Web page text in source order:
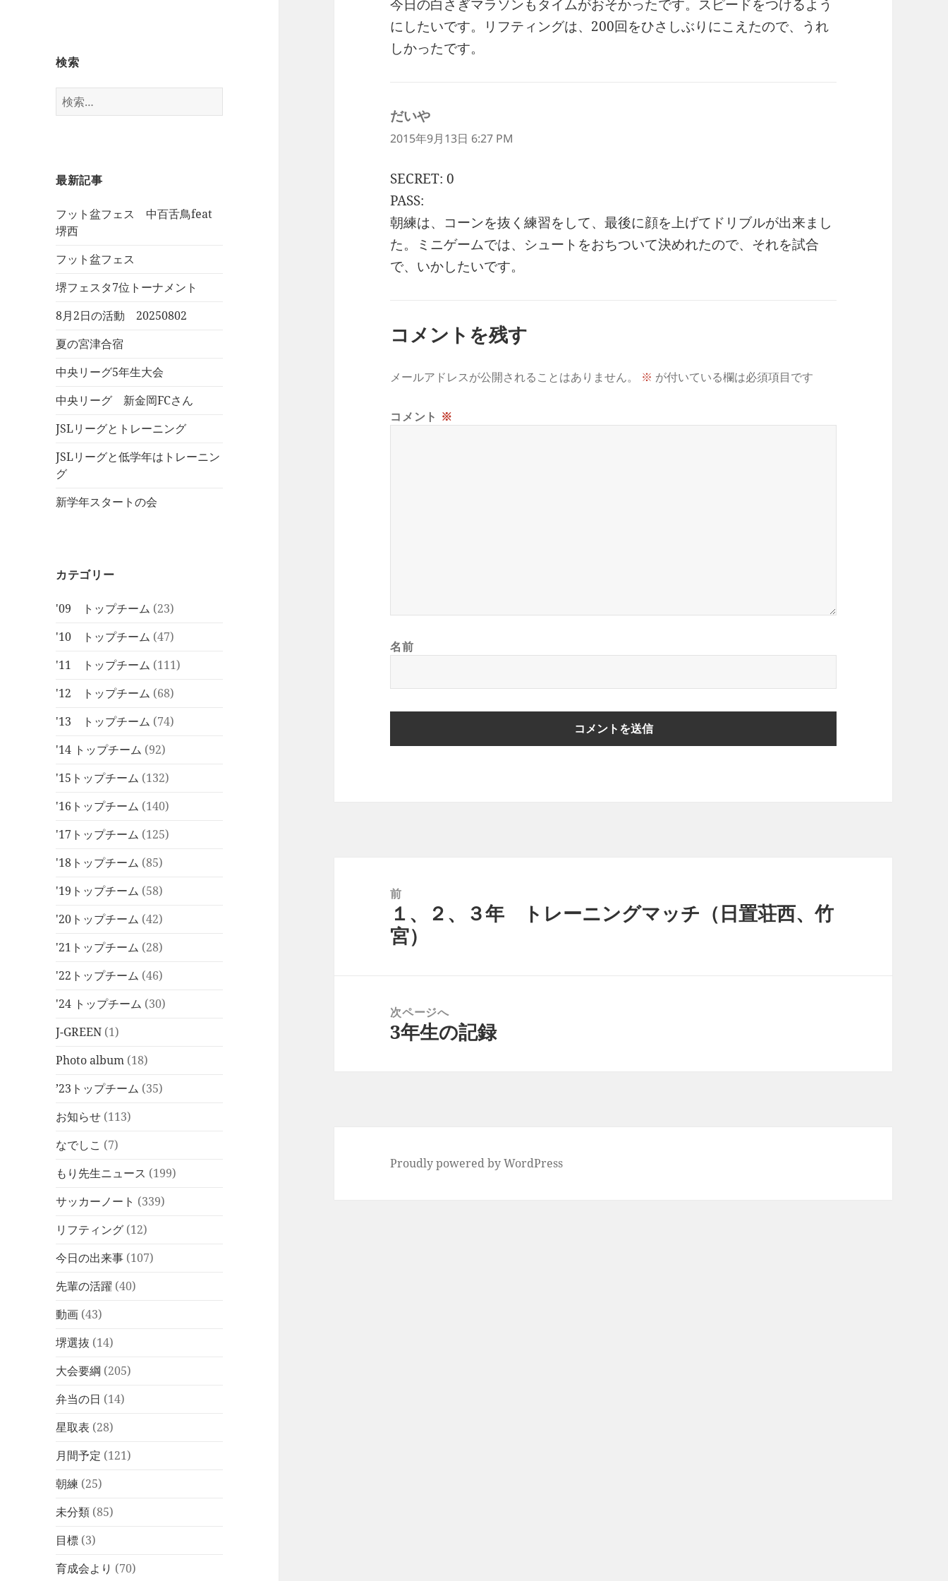
検索
検
索:
最新記事
フット盆フェス 中百舌鳥feat
堺西
フット盆フェス
堺フェスタ7位トーナメント
8月2日の活動 20250802
夏の宮津合宿
中央リーグ5年生大会
中央リーグ 新金岡FCさん
JSLリーグとトレーニング
JSLリーグと低学年はトレーニン
グ
新学年スタートの会
カテゴリー
'09 トップチーム (23)
'10 トップチーム (47)
'11 トップチーム (111)
'12 トップチーム (68)
'13 トップチーム (74)
'14 トップチーム (92)
'15トップチーム (132)
'16トップチーム (140)
'17トップチーム (125)
'18トップチーム (85)
'19トップチーム (58)
'20トップチーム (42)
'21トップチーム (28)
'22トップチーム (46)
'24 トップチーム (30)
J-GREEN (1)
Photo album (18)
’23トップチーム (35)
お知らせ (113)
なでしこ (7)
もり先生ニュース (199)
サッカーノート (339)
リフティング (12)
今日の出来事 (107)
先輩の活躍 (40)
動画 (43)
堺選抜 (14)
大会要綱 (205)
弁当の日 (14)
星取表 (28)
月間予定 (121)
朝練 (25)
未分類 (85)
目標 (3)
育成会より (70)
今日の白さぎマラソンもタイムがおそかったです。スピードをつけるよう
にしたいです。リフティングは、200回をひさしぶりにこえたので、うれ
しかったです。
だいや
り:
2015年9月13日 6:27 PM
SECRET: 0
PASS:
朝練は、コーンを抜く練習をして、最後に顔を上げてドリブルが出来まし
た。ミニゲームでは、シュートをおちついて決めれたので、それを試合
で、いかしたいです。
コメントを残す
メールアドレスが公開されることはありません。 ※ が付いている欄は必須項目です
コメント ※
名前
前
前
の
１、２、３年 トレーニングマッチ（日置荘西、竹
宮）
次ページへ
次
3年生の記録
Proudly powered by WordPress